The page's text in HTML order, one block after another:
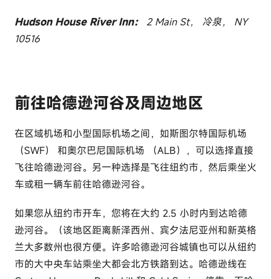
Hudson House River Inn： 2 Main St， 冷泉， NY
10516
前往哈德逊河谷及周边地区
在区域机场和小型国际机场之间，如斯图尔特国际机场
（SWF） 和奥尔巴尼国际机场 （ALB），可以选择直接
飞往哈德逊河谷。另一种选择是飞往纽约市，然后乘坐火
车或租一辆车前往哈德逊河谷。
如果您从纽约市开车，您将在大约 2.5 小时内到达哈德
逊河谷。（该地区距离新泽西州、宾夕法尼亚州和新英格
兰大多数州也很方便。许多哈德逊河谷城镇也可以从纽约
市的大中央车站乘坐大都会北方铁路到达。哈德逊线在